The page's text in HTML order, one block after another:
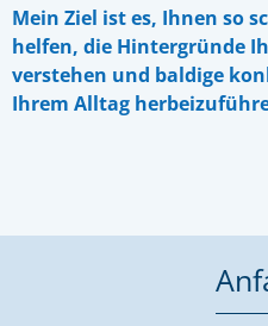
Mein Ziel ist es, Ihnen so
helfen, die Hintergründe
verstehen und baldige
Ihrem Alltag